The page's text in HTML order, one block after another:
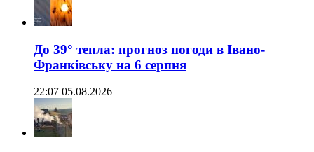
До 39° тепла: прогноз погоди в Івано-
Франківську на 6 серпня
22:07 05.08.2026